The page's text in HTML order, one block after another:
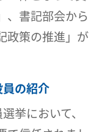
、書記部会から
政策の推進」が
の紹介
挙において、